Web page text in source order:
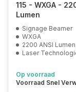
115 - WXGA -
Lumen
Signage Beamer
WXGA
2200 ANSI Lumen
Laser
Op voorraad
Voorraad Snel